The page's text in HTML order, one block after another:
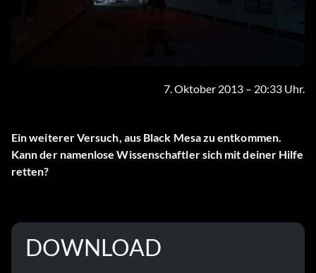
7. Oktober 2013 – 20:33 Uhr.
Ein weiterer Versuch, aus Black Mesa zu entkommen.
Kann der namenlose Wissenschaftler sich mit deiner Hilfe
retten?
DOWNLOAD